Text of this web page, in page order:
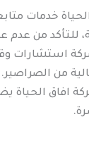
خدمات
للتأكد من عدم
استشارات
من الصراصير.
افاق الحياة